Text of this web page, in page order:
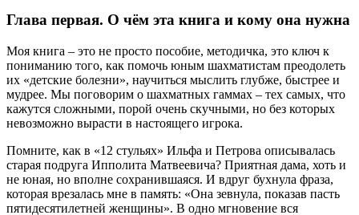
Глава первая. О чём эта книга и кому она нужна
Моя книга – это не просто пособие, методичка, это ключ к
пониманию того, как помочь юным шахматистам преодолеть
их «детские болезни», научиться мыслить глубже, быстрее и
мудрее. Мы поговорим о шахматных гаммах – тех самых, что
кажутся сложными, порой очень скучными, но без которых
невозможно вырасти в настоящего игрока.
Помните, как в «12 стульях» Ильфа и Петрова описывалась
старая подруга Ипполита Матвеевича? Приятная дама, хоть и
не юная, но вполне сохранившаяся. И вдруг бухнула фраза,
которая врезалась мне в память: «Она зевнула, показав пасть
пятидесятилетней женщины». В одно мгновение вся